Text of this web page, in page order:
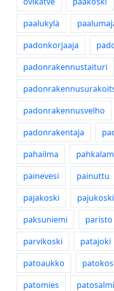
paalukylä
padonkorjaaja
padonrakennustaituri
padonrakennusvelho
padonrakentaja
pahailma
painevesi
painuttu
pajakoski
pajukoski
paksuniemi
paristo
parvikoski
patajoki
patoaukko
patomies
patosalmi